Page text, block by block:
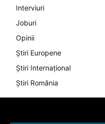
Interviuri
Joburi
Opinii
Știri Europene
Știri Internațional
Știri România